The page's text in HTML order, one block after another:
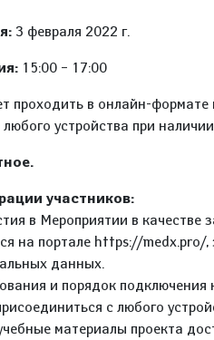
3 февраля 2022 г.
15:00 – 17:00
проходить в онлайн-
устройства при
участников:
в Мероприятии в качестве
на портале https://
данных.
и порядок подключения
с любого
материалы проекта